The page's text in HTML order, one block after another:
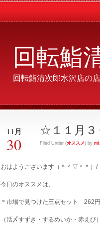
回転鮨
回転鮨清次郎水沢店の
11月
30
☆１１月
Filed Under (オススメ) by
おはようございます（＊＾▽＾＊）/
今日のオススメは、
＊市場で見つけた三点セット 262円
（活〆すずき・するめいか・赤えび）